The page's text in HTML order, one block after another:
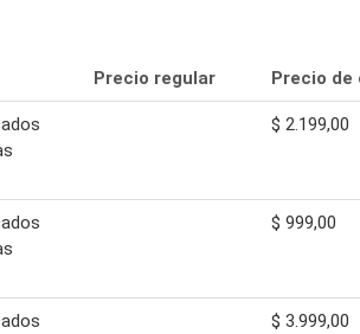
Precio regular Precio
$ 2.199,00
$ 999,00
$ 3.999,00